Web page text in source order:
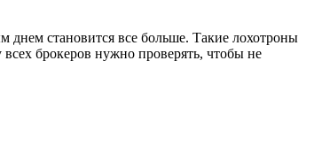
днем становится все больше. Такие лохотроны
брокеров нужно проверять, чтобы не